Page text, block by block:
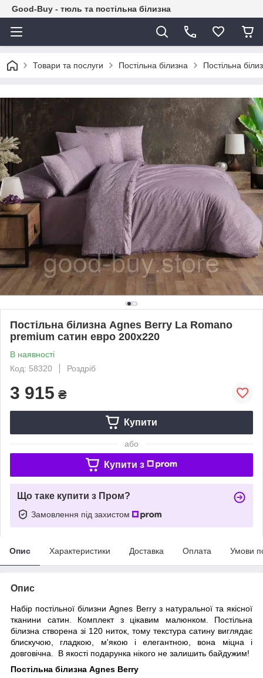
Good-Buy - тюль та постільна білизна
Товари та послуги Постільна білизна Постільна
Постільна білизна Agnes Berry La Romano
premium сатин евро 200х220
В наявності
Код: 58320
Роздріб
3 915 ₴
Купити
або
Купити з
Що таке купити з Пром?
Замовлення під захистом
Опис Характеристики Доставка Оплата Умови
Опис
Набір постільної білизни Agnes Berry з натуральної та якісної
тканини сатин. Комплект з цікавим малюнком. Постільна
білизна створена зі 120 ниток, тому текстура сатину виглядає
блискучою, гладкою, м'якою і елегантною, вона міцна і
довговічна. В якості подарунка нікого не залишить байдужим!
Постільна білизна Agnes Berry